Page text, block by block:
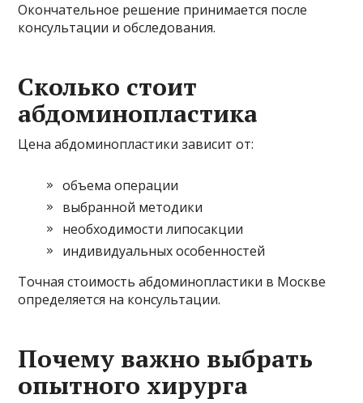
Окончательное решение принимается после
консультации и обследования.
Сколько стоит
абдоминопластика
Цена абдоминопластики зависит от:
объема операции
выбранной методики
необходимости липосакции
индивидуальных особенностей
Точная стоимость абдоминопластики в Москве
определяется на консультации.
Почему важно выбрать
опытного хирурга